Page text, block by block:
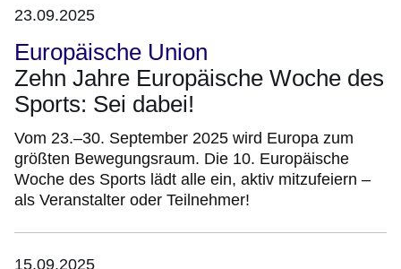
23.09.2025
Europäische Union
Zehn Jahre Europäische Woche des
Sports: Sei dabei!
Vom 23.–30. September 2025 wird Europa zum
größten Bewegungsraum. Die 10. Europäische
Woche des Sports lädt alle ein, aktiv mitzufeiern –
als Veranstalter oder Teilnehmer!
15.09.2025